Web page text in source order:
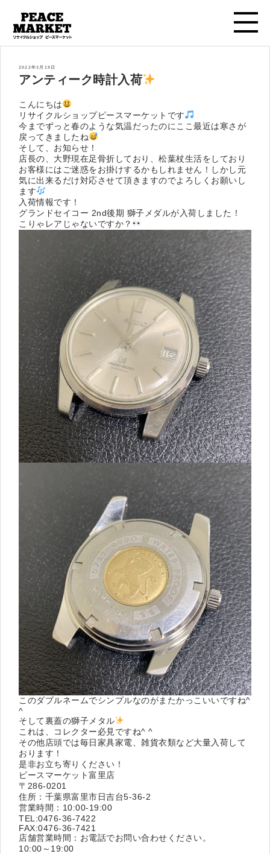
投
日:
2022年3月19日
アンティーク時計入荷
こんにちは
リサイクルショップピースマーケットです
今までずっと春のような気温だったのにここ最近は寒さが
戻ってきましたね
そして、お知らせ！
店長の、大野現在足骨折しており、松葉杖生活をしており
お客様にはご迷惑をお掛けするかもしれません！しかし元
気に出来るだけ対応させて頂きますのでよろしくお願いし
ます
入荷情報です！
グランドセイコー 2nd後期 獅子メダルが入荷しました！
こりゃレアじゃないですか？
このダブルネームでシンプルなのがまたかっこいいですね^
^
そして裏蓋の獅子メタル
これは、コレクター必見ですね^ ^
その他店頭では毎日家具家電、雑貨衣類など大量入荷して
おります！
是非お立ち寄りください！
ピースマーケット富里店
〒286-0201
住所：千葉県富里市日吉台5-36-2
営業時間：10:00-19:00
TEL:0476-36-7422
FAX:0476-36-7421
店舗営業時間：お電話でお問い合わせください。
10:00～19:00